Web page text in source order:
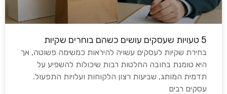
5 טעויות שעסקים עושים כשהם בוחרים שקיות
בחירת שקיות לעסקים עשויה להיראות כמשימה פשוטה, אך
היא טומנת בחובה החלטות רבות שיכולות להשפיע על
תדמית המותג, שביעות רצון הלקוחות ועלויות התפעול.
עסקים רבים